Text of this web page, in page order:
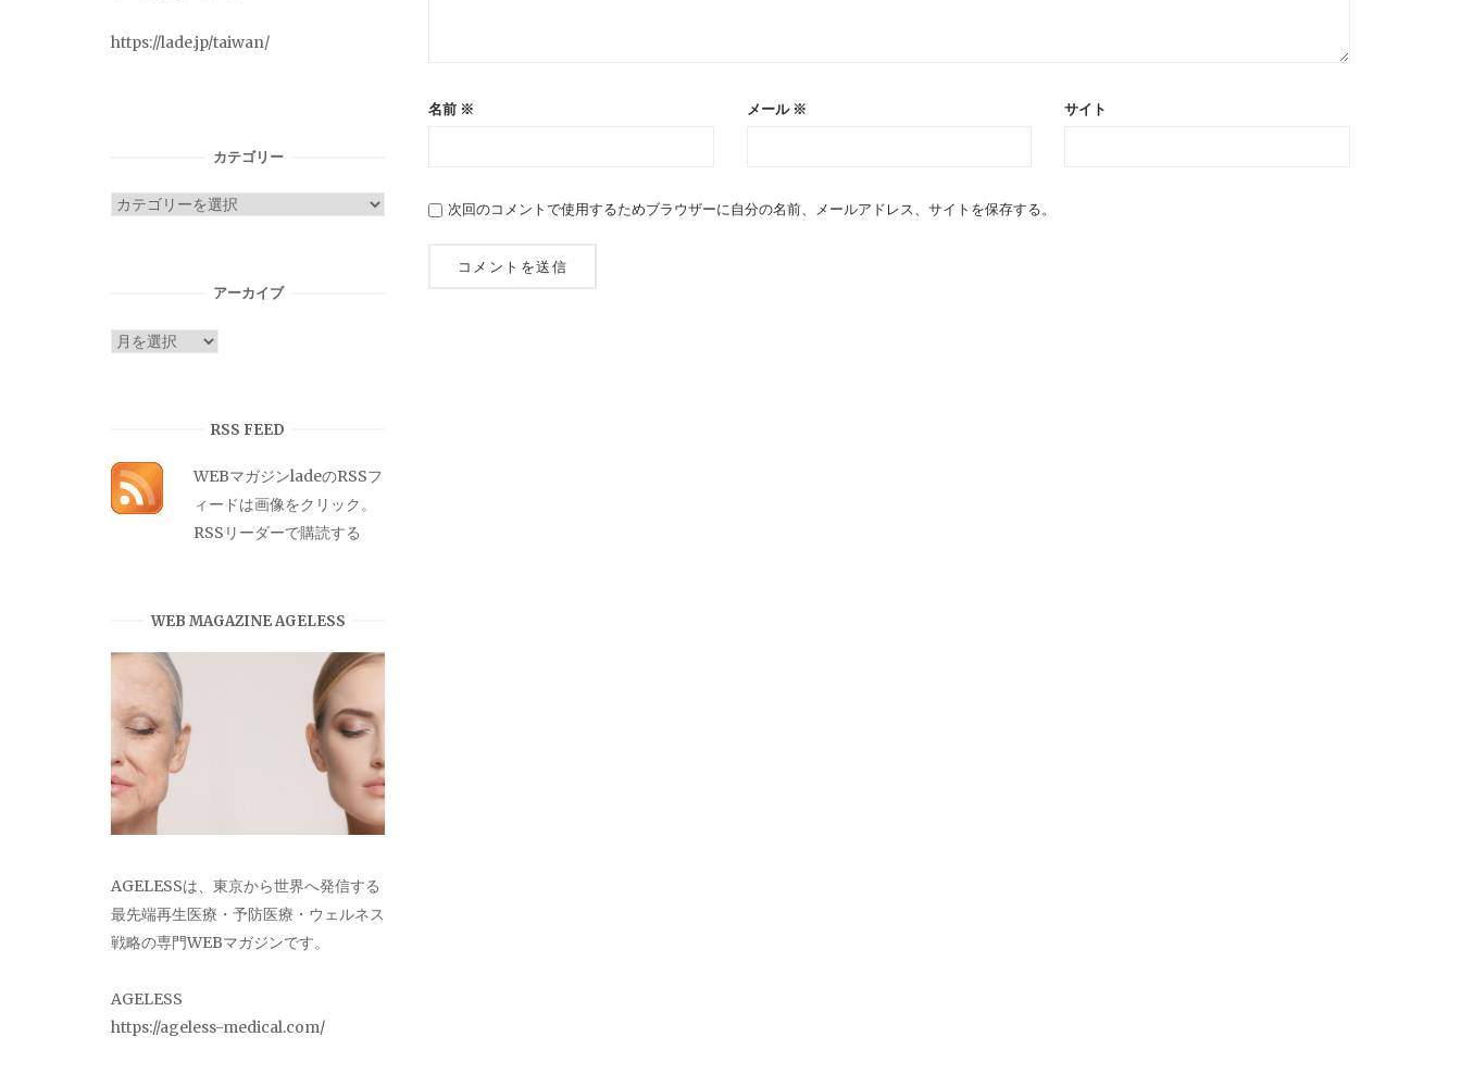
名前 ※ メール ※ サイト
次回のコメントで使用するためブラウザーに自分の名前、メールアドレス、サイトを保存する。
https://lade.jp/taiwan/
カテゴリー
カ
アーカイブ
ア
RSS FEED
WEBマガジンladeのRSSフ
ィードは画像をクリック。
RSSリーダーで購読する
WEB MAGAZINE AGELESS
AGELESSは、東京から世界へ発信する
最先端再生医療・予防医療・ウェルネス
戦略の専門WEBマガジンです。
AGELESS
https://ageless-medical.com/